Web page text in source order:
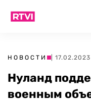
НОВОСТИ |
Нуланд
военным